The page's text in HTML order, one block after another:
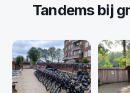
Tandemsbij